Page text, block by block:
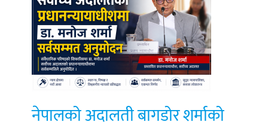
नेपालको अदालती बागडोर शर्माको